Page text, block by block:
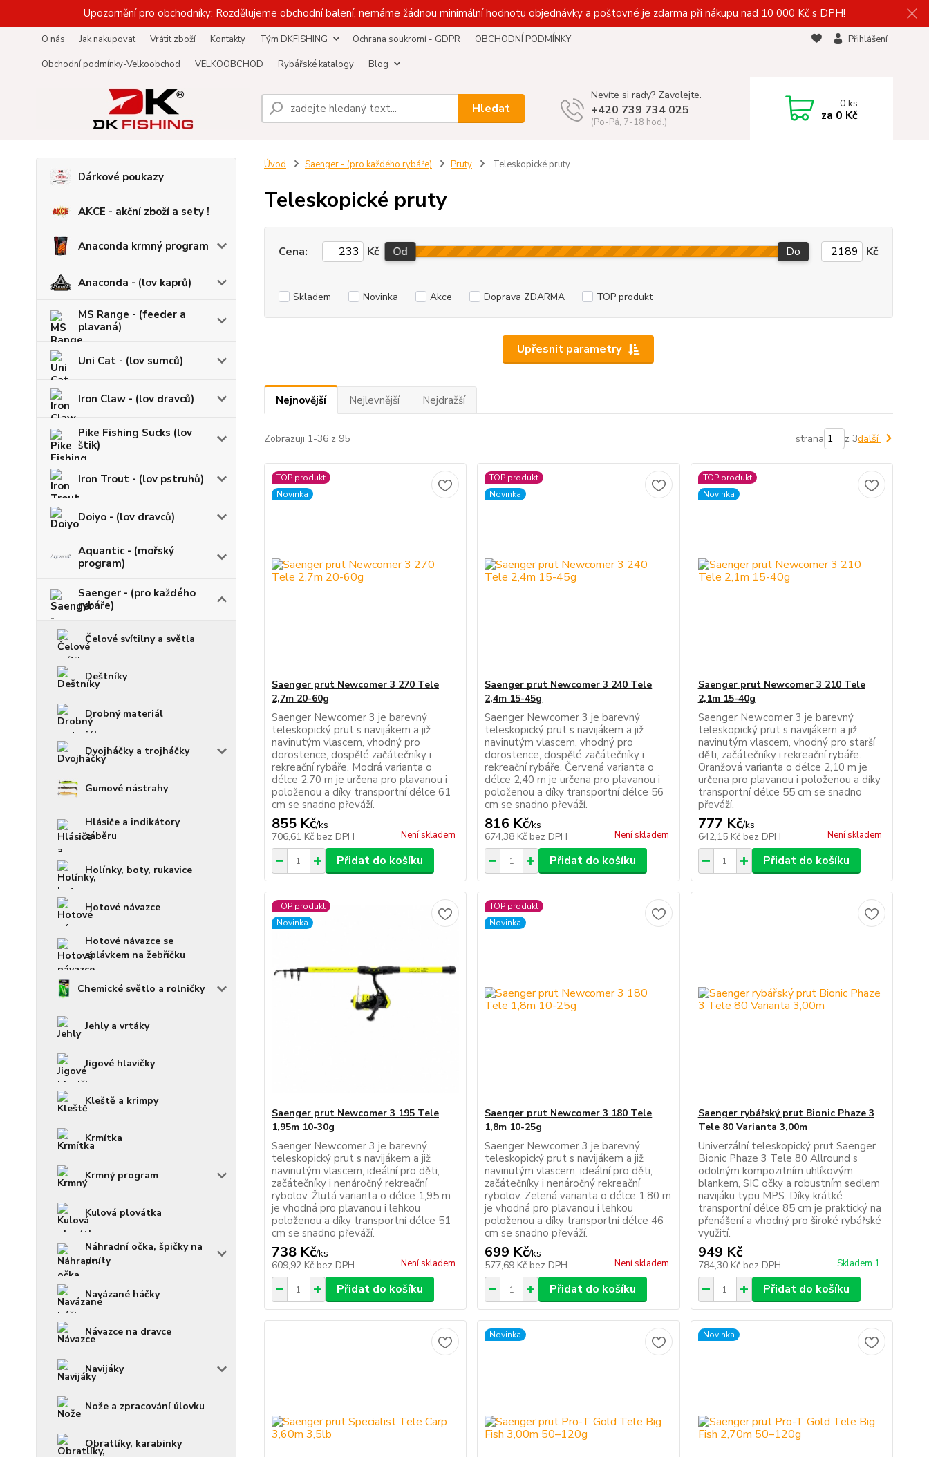
Upozornění pro obchodníky: Rozdělujeme obchodní balení, nemáme žádnou minimální hodnotu objednávky a poštovné je zdarma při nákupu nad 10 000 Kč s DPH!
O nás Jak nakupovat Vrátit zboží Kontakty Tým DKFISHING Ochrana soukromí - GDPR
OBCHODNÍ PODMÍNKY
Obchodní podmínky-Velkoobchod
VELKOOBCHOD Rybářské katalogy Blog
Přihlášení
Hledat
Nevíte si rady? Zavolejte.
+420 739 734 025
(Po-Pá, 7-18 hod.)
0ks
za 0 Kč
Dárkové poukazy
AKCE - akční zboží a sety !
Anaconda krmný program
Anaconda - (lov kaprů)
MS Range - (feeder a
plavaná)
Uni Cat - (lov sumců)
Iron Claw - (lov dravců)
Pike Fishing Sucks (lov
štik)
Iron Trout - (lov pstruhů)
Doiyo - (lov dravců)
Aquantic - (mořský
program)
Saenger - (pro každého
rybáře)
Čelové svítilny a světla
Deštníky
Drobný materiál
Dvojháčky a trojháčky
Gumové nástrahy
Hlásiče a indikátory
záběru
Holínky, boty, rukavice
Hotové návazce
Hotové návazce se
splávkem na žebříčku
Chemické světlo a rolničky
Jehly a vrtáky
Jigové hlavičky
Kleště a krimpy
Krmítka
Krmný program
Kulová plovátka
Náhradní očka, špičky na
pruty
Navázané háčky
Návazce na dravce
Navijáky
Nože a zpracování úlovku
Obratlíky, karabinky
Úvod Saenger - (pro každého rybáře) Pruty Teleskopické pruty
Teleskopické pruty
Upřesnit parametry
Cena: Kč Od Do Kč
Skladem Novinka Akce Doprava ZDARMA TOP produkt
Nejnovější Nejlevnější Nejdražší
Zobrazuji 1-36 z 95 strana z 3další
TOP produkt
Novinka
Saenger prut Newcomer 3 270 Tele
2,7m 20-60g
Saenger Newcomer 3 je barevný
teleskopický prut s navijákem a již
navinutým vlascem, vhodný pro
dorostence, dospělé začátečníky i
rekreační rybáře. Modrá varianta o
délce 2,70 m je určena pro plavanou i
položenou a díky transportní délce 61
cm se snadno převáží.
855 Kč/ks
706,61 Kč bez DPH Není skladem
Přidat do košíku
TOP produkt
Novinka
Saenger prut Newcomer 3 240 Tele
2,4m 15-45g
Saenger Newcomer 3 je barevný
teleskopický prut s navijákem a již
navinutým vlascem, vhodný pro
dorostence, dospělé začátečníky i
rekreační rybáře. Červená varianta o
délce 2,40 m je určena pro plavanou i
položenou a díky transportní délce 56
cm se snadno převáží.
816 Kč/ks
674,38 Kč bez DPH Není skladem
Přidat do košíku
TOP produkt
Novinka
Saenger prut Newcomer 3 210 Tele
2,1m 15-40g
Saenger Newcomer 3 je barevný
teleskopický prut s navijákem a již
navinutým vlascem, vhodný pro starší
děti, začátečníky i rekreační rybáře.
Oranžová varianta o délce 2,10 m je
určena pro plavanou i položenou a díky
transportní délce 55 cm se snadno
převáží.
777 Kč/ks
642,15 Kč bez DPH Není skladem
Přidat do košíku
TOP produkt
Novinka
Saenger prut Newcomer 3 195 Tele
1,95m 10-30g
Saenger Newcomer 3 je barevný
teleskopický prut s navijákem a již
navinutým vlascem, ideální pro děti,
začátečníky i nenáročný rekreační
rybolov. Žlutá varianta o délce 1,95 m
je vhodná pro plavanou i lehkou
položenou a díky transportní délce 51
cm se snadno převáží.
738 Kč/ks
609,92 Kč bez DPH Není skladem
Přidat do košíku
TOP produkt
Novinka
Saenger prut Newcomer 3 180 Tele
1,8m 10-25g
Saenger Newcomer 3 je barevný
teleskopický prut s navijákem a již
navinutým vlascem, ideální pro děti,
začátečníky i nenáročný rekreační
rybolov. Zelená varianta o délce 1,80 m
je vhodná pro plavanou i lehkou
položenou a díky transportní délce 46
cm se snadno převáží.
699 Kč/ks
577,69 Kč bez DPH Není skladem
Přidat do košíku
Saenger rybářský prut Bionic Phaze 3
Tele 80 Varianta 3,00m
Univerzální teleskopický prut Saenger
Bionic Phaze 3 Tele 80 Allround s
odolným kompozitním uhlíkovým
blankem, SIC očky a robustním sedlem
navijáku typu MPS. Díky krátké
transportní délce 85 cm je praktický na
přenášení a vhodný pro široké rybářské
využití.
949 Kč
784,30 Kč bez DPH Skladem 1
Přidat do košíku
Novinka Novinka